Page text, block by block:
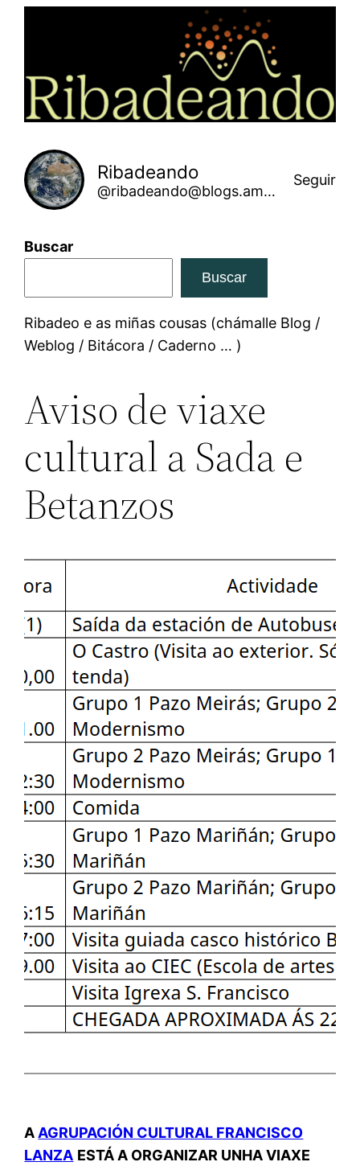
Ribadeando
@ribadeando@blogs.amarinha.gal
Seguir
Buscar
Buscar
Ribadeo e as miñas cousas (chámalle Blog /
Weblog / Bitácora / Caderno … )
Aviso de viaxe
cultural a Sada e
Betanzos
A AGRUPACIÓN CULTURAL FRANCISCO
LANZA ESTÁ A ORGANIZAR UNHA VIAXE